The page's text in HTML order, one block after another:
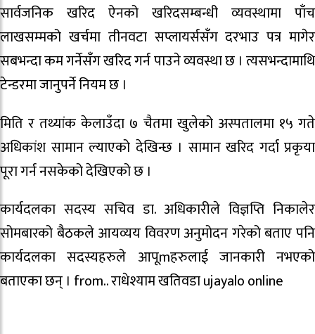
सार्वजनिक खरिद ऐनको खरिदसम्बन्धी व्यवस्थामा पाँच
लाखसम्मको खर्चमा तीनवटा सप्लायर्ससँग दरभाउ पत्र मागेर
सबभन्दा कम गर्नेसँग खरिद गर्न पाउने व्यवस्था छ । त्यसभन्दामाथि
टेन्डरमा जानुपर्ने नियम छ ।
मिति र तथ्यांक केलाउँदा ७ चैतमा खुलेको अस्पतालमा १५ गते
अधिकांश सामान ल्याएको देखिन्छ । सामान खरिद गर्दा प्रकृया
पूरा गर्न नसकेको देखिएको छ ।
कार्यदलका सदस्य सचिव डा. अधिकारीले विज्ञप्ति निकालेर
सोमबारको बैठकले आयव्यय विवरण अनुमोदन गरेको बताए पनि
कार्यदलका सदस्यहरुले आपूmहरुलाई जानकारी नभएको
बताएका छन् । from..राधेश्याम खतिवडाujayalo online